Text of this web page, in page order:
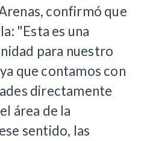
confirmó que
"Esta es una
para nuestro
que contamos con
directamente
área de la
sentido, las